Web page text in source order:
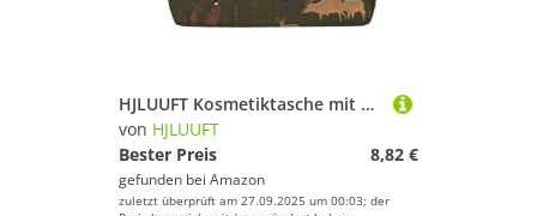
HJLUUFT Kosmetiktasche mit Bären-Hirsch-Aufdruck, große Kapazität, Make-up-Tasche, Kulturbeutel für Damen, Schwarz, Einheitsgröße
von HJLUUFT
Bester Preis
8,82 €
gefunden bei Amazon
zuletzt überprüft am 27.09.2025 um 00:03; der